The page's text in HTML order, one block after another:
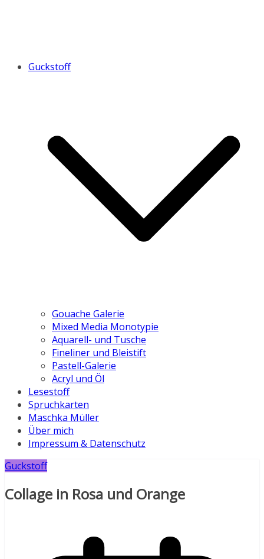
Guckstoff
Gouache Galerie
Mixed Media Monotypie
Aquarell- und Tusche
Fineliner und Bleistift
Pastell-Galerie
Acryl und Öl
Lesestoff
Spruchkarten
Maschka Müller
Über mich
Impressum & Datenschutz
Guckstoff
Collage in Rosa und Orange